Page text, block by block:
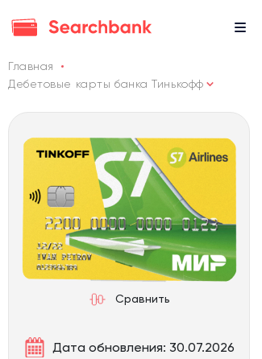
Главная
Дебетовые карты банка Тинькофф
Сравнить
Дата обновления: 30.07.2026